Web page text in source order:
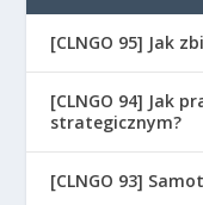
[CLNGO 95] Jak
[CLNGO 94] Jak
strategicznym?
[CLNGO 93]